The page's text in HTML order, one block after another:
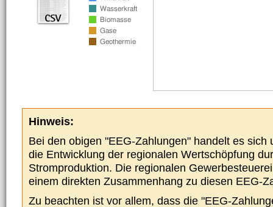
Hinweis:
Bei den obigen "EEG-Zahlungen" handelt es sich
die Entwicklung der regionalen Wertschöpfung
Stromproduktion. Die regionalen
einem direkten Zusammenhang zu diesen EEG-
Zu beachten ist vor allem, dass die "EEG-